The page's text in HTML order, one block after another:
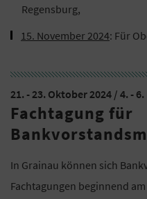
Regensburg,
15. November 2024: Für
21. - 23. Oktober 2024 / 4. -
Fachtagung für
In Grainau können sich
Fachtagungen beginnend am